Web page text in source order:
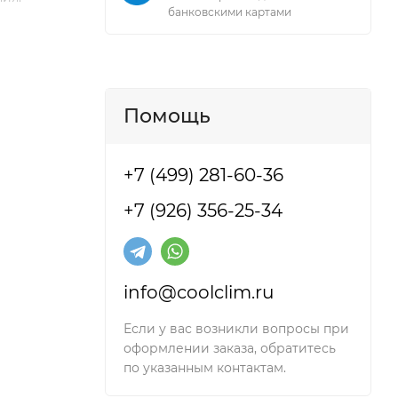
банковскими картами
Помощь
+7 (499) 281-60-36
+7 (926) 356-25-34
info@coolclim.ru
Если у вас возникли вопросы при
оформлении заказа, обратитесь
по указанным контактам.